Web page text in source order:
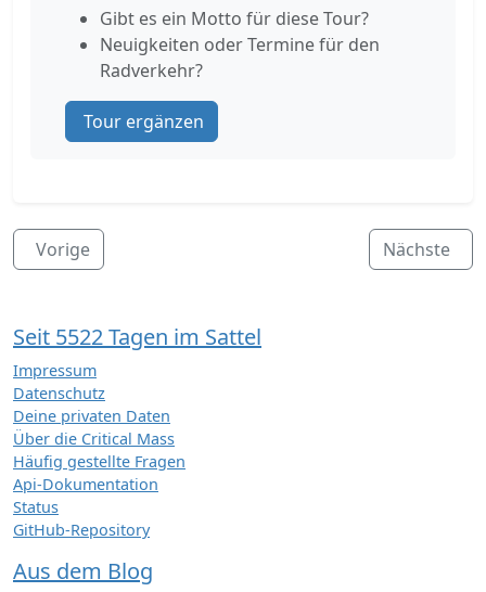
Gibt es ein Motto für diese Tour?
Neuigkeiten oder Termine für den
Radverkehr?
Tour ergänzen
Vorige Nächste
Seit 5522 Tagen im Sattel
Impressum
Datenschutz
Deine privaten Daten
Über die Critical Mass
Häufig gestellte Fragen
Api-Dokumentation
Status
GitHub-Repository
Aus dem Blog